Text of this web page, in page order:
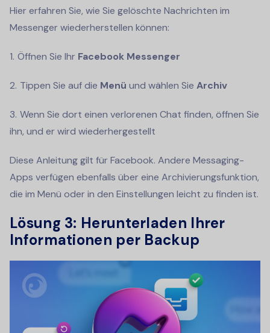
Hier erfahren Sie, wie Sie gelöschte Nachrichten im
Messenger wiederherstellen können:
Öffnen Sie Ihr Facebook Messenger
Tippen Sie auf die Menü und wählen Sie Archiv
Wenn Sie dort einen verlorenen Chat finden, öffnen Sie
ihn, und er wird wiederhergestellt
Diese Anleitung gilt für Facebook. Andere Messaging-
Apps verfügen ebenfalls über eine Archivierungsfunktion,
die im Menü oder in den Einstellungen leicht zu finden ist.
Lösung 3: Herunterladen Ihrer
Informationen per Backup